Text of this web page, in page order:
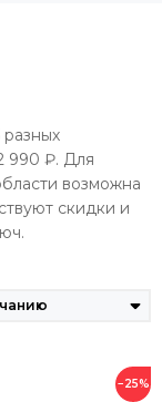
990 ₽. Для
возможна
скидки и
−25%